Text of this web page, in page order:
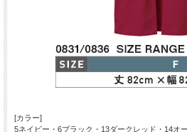
[カラー]
5ネイビー・6ブラック・13ダークレッド・14オ